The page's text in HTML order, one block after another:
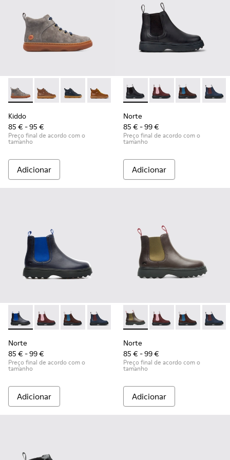
Kiddo - K900189-003 - Grey
Kiddo - K900189-028
Kiddo - K900189-026
Kiddo - K900189-025
Kiddo - K900189-021
Kiddo - K900189-020
Kiddo -Kiddo -
Kiddo
85 € - 95 €
Preço final de acordo com o
tamanho
Adicionar
Norte - K900149-001 -
Norte - K900149-026
Norte -Norte
Norte
85 € - 99 €
Preço final de acordo com o
tamanho
Adicionar
Norte - K900149-002 - Blue
Norte - K900149-026
Norte - K900149-025
Norte - K900149-024
Norte - K900149-023
Norte - K900149-022
Norte -Norte -
Norte
85 € - 99 €
Preço final de acordo com o
tamanho
Adicionar
Norte - K900149-004 -
Norte - K900149-026
Norte -Norte
Norte
85 € - 99 €
Preço final de acordo com o
tamanho
Adicionar